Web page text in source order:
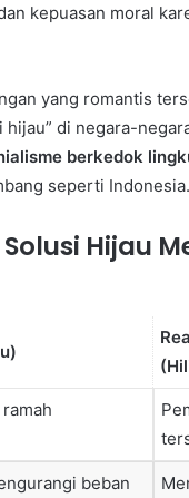
kepuasan moral
yang romantis
di negara-
berkedok
seperti Indonesia.
Hijau
beban